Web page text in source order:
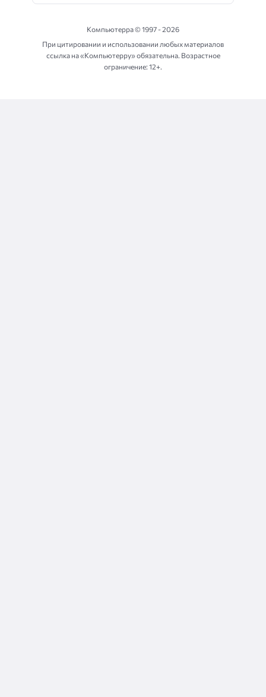
Компьютерра ©1997 - 2026
При цитировании и использовании любых материалов
ссылка на «Компьютерру» обязательна. Возрастное
ограничение: 12+.